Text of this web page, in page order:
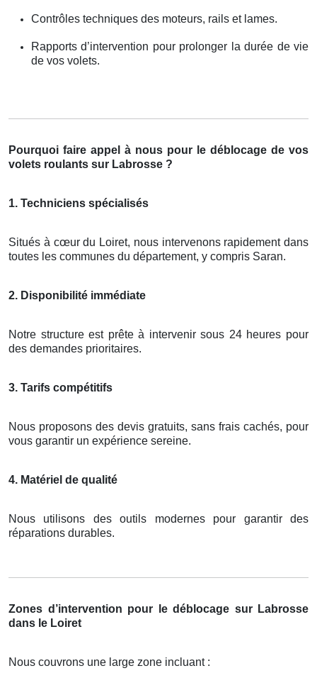
Contrôles techniques des moteurs, rails et lames.
Rapports d’intervention pour prolonger la durée de vie
de vos volets.
Pourquoi faire appel à nous pour le déblocage de vos
volets roulants sur Labrosse ?
1. Techniciens spécialisés
Situés à cœur du Loiret, nous intervenons rapidement dans
toutes les communes du département, y compris Saran.
2. Disponibilité immédiate
Notre structure est prête à intervenir sous 24 heures pour
des demandes prioritaires.
3. Tarifs compétitifs
Nous proposons des devis gratuits, sans frais cachés, pour
vous garantir un expérience sereine.
4. Matériel de qualité
Nous utilisons des outils modernes pour garantir des
réparations durables.
Zones d’intervention pour le déblocage sur Labrosse
dans le Loiret
Nous couvrons une large zone incluant :